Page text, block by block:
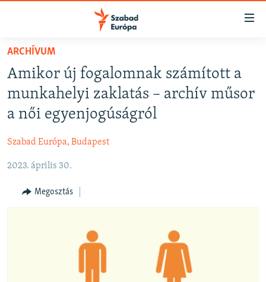
Akadálymentes
Ugrás
fő
oldalra
tartalomjegyzékre
NAPIRENDEN
AKTUÁLIS
PODCASTOK
ELEMZŐ
NER15
SZABADON
ARCHÍVUM
Amikor új fogalomnak számított a
munkahelyi zaklatás – archív műsor
a női egyenjogúságról
Szabad Európa, Budapest
2023. április 30.
Megosztás
FELIRATKOZÁS
Spotify